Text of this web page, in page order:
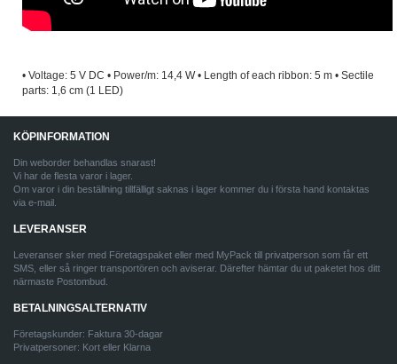
• Voltage: 5 V DC • Power/m: 14,4 W • Length of each ribbon: 5 m • Sectile
parts: 1,6 cm (1 LED)
KÖPINFORMATION
Din weborder behandlas snarast!
Vi har de flesta varor i lager.
Om varor i din beställning tillfälligt saknas i lager kommer du i första hand kontaktas
via e-mail.
LEVERANSER
Leveranser sker med Företagspaket eller med MyPack till privatperson som får ett
SMS, eller så ringer transportören och aviserar. Därefter hämtar du ut paketet hos ditt
närmaste Postombud.
BETALNINGSALTERNATIV
Företagskunder: Faktura 30-dagar
Privatpersoner: Kort eller Klarna